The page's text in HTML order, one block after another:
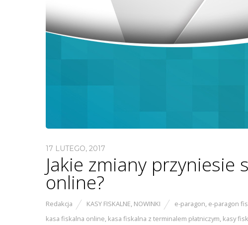
17 LUTEGO, 2017
Jakie zmiany przyniesie
online?
Redakcja KASY FISKALNE, NOWINKI e-paragon, e-paragon
kasa fiskalna online, kasa fiskalna z terminalem płatniczym, kasy